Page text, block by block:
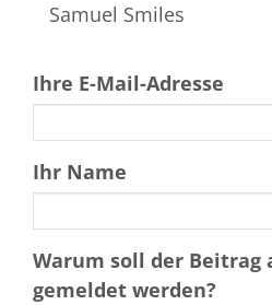
Samuel Smiles
Ihre E-Mail-Adresse
Ihr Name
Warum soll der Beitrag
gemeldet werden?